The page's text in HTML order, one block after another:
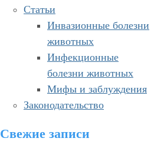
Статьи
Инвазионные болезни
животных
Инфекционные
болезни животных
Мифы и заблуждения
Законодательство
Свежие записи